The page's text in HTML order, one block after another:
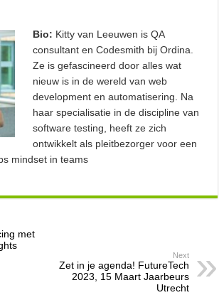
Bio: Kitty van Leeuwen is QA
consultant en Codesmith bij Ordina.
Ze is gefascineerd door alles wat
nieuw is in de wereld van web
development en automatisering. Na
haar specialisatie in de discipline van
software testing, heeft ze zich
ontwikkelt als pleitbezorger voor een
mindset in teams
met
Next
Zet in je agenda! FutureTech
2023, 15 Maart Jaarbeurs
Utrecht